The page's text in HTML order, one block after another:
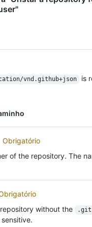
vnd.github+json is
Obrigatório
of the repository. The
without the
.git